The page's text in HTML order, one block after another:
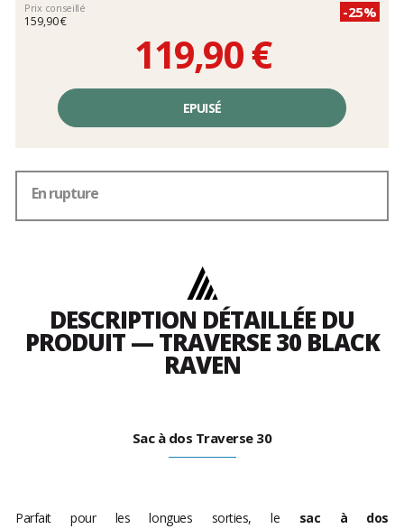
Prix conseillé
159,90 €
-25%
119,90 €
unitaire,
EPUISÉ
En rupture
DESCRIPTION DÉTAILLÉE DU
PRODUIT — TRAVERSE 30 BLACK
RAVEN
Sac à dos Traverse 30
Parfait pour les longues sorties, le sac à dos